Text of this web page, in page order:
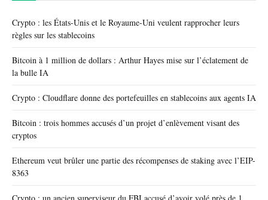
Crypto : les États-Unis et le Royaume-Uni veulent rapprocher leurs
règles sur les stablecoins
Bitcoin à 1 million de dollars : Arthur Hayes mise sur l’éclatement de
la bulle IA
Crypto : Cloudflare donne des portefeuilles en stablecoins aux agents IA
Bitcoin : trois hommes accusés d’un projet d’enlèvement visant des
cryptos
Ethereum veut brûler une partie des récompenses de staking avec l’EIP-
8363